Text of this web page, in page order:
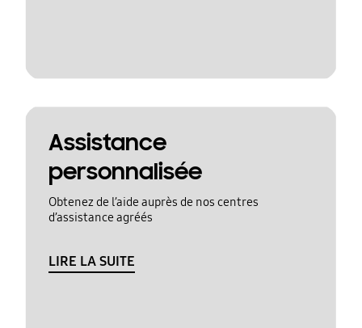
Assistance
personnalisée
Obtenez de l’aide auprès de nos centres
d’assistance agréés
LIRE LA SUITE